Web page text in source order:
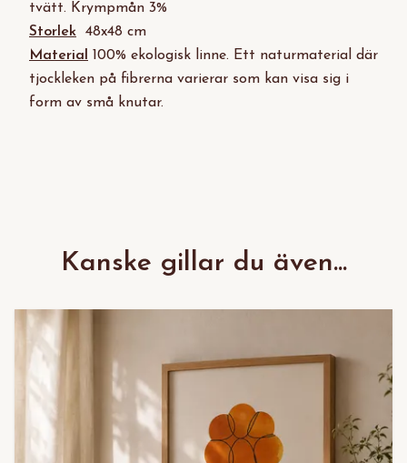
tvätt. Krympmån 3%
Storlek
48x48 cm
Material 100% ekologisk linne. Ett naturmaterial där
tjockleken på fibrerna varierar som kan visa sig i
form av små knutar.
Kanske gillar du även...